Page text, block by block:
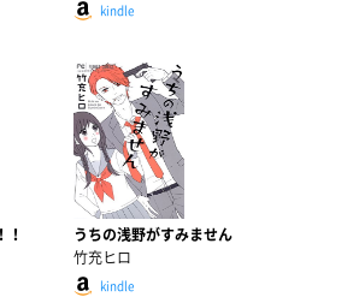
kindle
！
うちの浅野がすみません
竹充ヒロ
kindle